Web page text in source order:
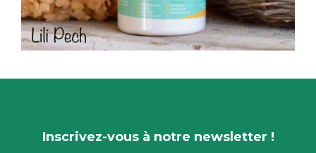
Inscrivez-vous à notre newsletter !